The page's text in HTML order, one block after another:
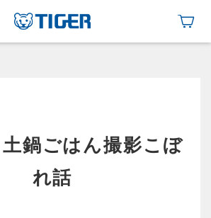
鍋ごはん撮影こぼ
れ話